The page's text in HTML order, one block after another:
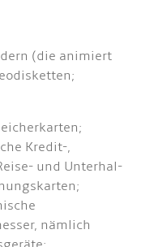
(die animiert
Kredit-,
und Unterhal-
nämlich